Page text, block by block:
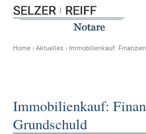
Home ›Aktuelles › Immobilienkauf:
Immobilienkauf:
Grundschuld